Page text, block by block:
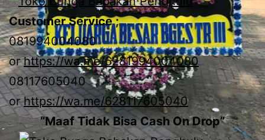
Customer Service ;
081994004080
orhttps://wa.me/6281994004080
08117605040
orhttps://wa.me/628117605040
“Maaf Tidak Bisa Cash On Drop”